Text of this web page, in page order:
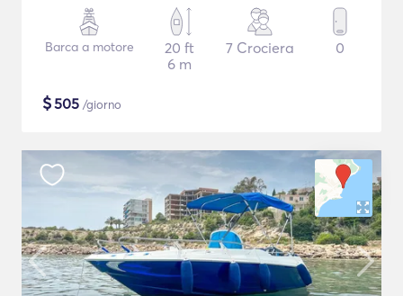
Barca a motore
20 ft
6 m
7 Crociera 0
$505 /giorno